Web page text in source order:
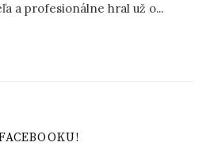
a profesionálne hral už o...